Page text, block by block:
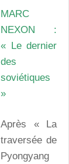
MARC
NEXON :
« Le dernier
des
soviétiques
»
Après « La
traversée de
Pyongyang